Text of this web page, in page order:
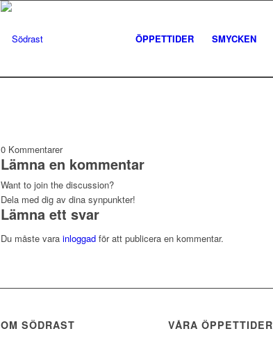
ÖPPETTIDER SMYCKEN
0 Kommentarer
Lämna en kommentar
Want to join the discussion?
Dela med dig av dina synpunkter!
Lämna ett svar
Du måste vara inloggad för att publicera en kommentar.
OM SÖDRAST VÅRA ÖPPETTIDER